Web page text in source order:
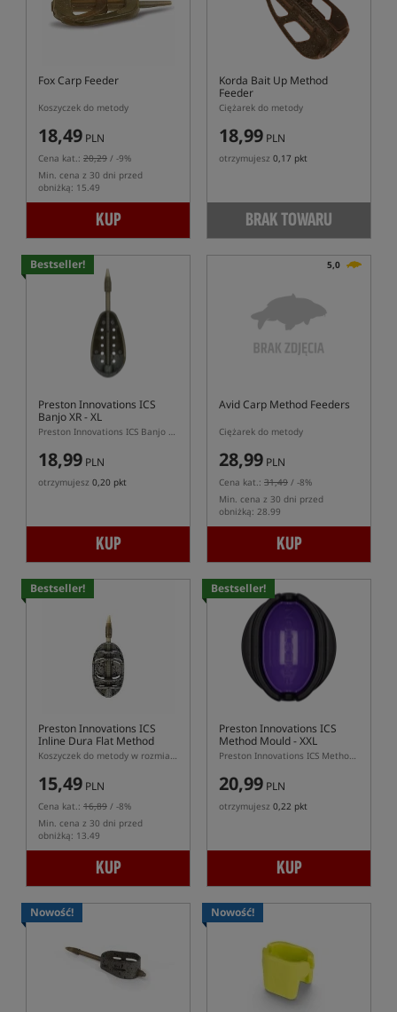
Fox Carp Feeder
Koszyczek do metody
18,49 PLN
Cena kat.: 20,29 / -9%
Min. cena z 30 dni przed
obniżką: 15.49
KUP
Korda Bait Up Method
Feeder
Ciężarek do metody
18,99 PLN
otrzymujesz 0,17 pkt
BRAK TOWARU
Bestseller!
Preston Innovations ICS
Banjo XR - XL
Preston Innovations ICS Banjo XR XL – duży podajnik Banjo ICS do pelletu
18,99 PLN
otrzymujesz 0,20 pkt
KUP
5,0
Avid Carp Method Feeders
Ciężarek do metody
28,99 PLN
Cena kat.: 31,49 / -8%
Min. cena z 30 dni przed
obniżką: 28.99
KUP
Bestseller!
Preston Innovations ICS
Inline Dura Flat Method
Feeder - XL
Koszyczek do metody w rozmiarze XL z systemem ICS
15,49 PLN
Cena kat.: 16,89 / -8%
Min. cena z 30 dni przed
obniżką: 13.49
KUP
Bestseller!
Preston Innovations ICS
Method Mould - XXL
Preston Innovations ICS Method Mould XXL – foremka do podajnika Method Feeder XXL
20,99 PLN
otrzymujesz 0,22 pkt
KUP
Nowość! Nowość!